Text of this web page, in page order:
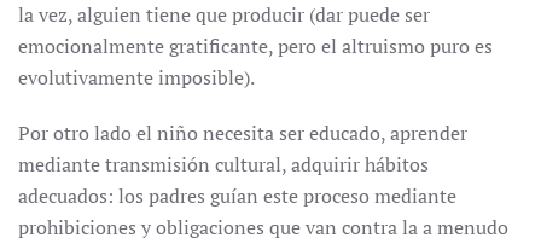
la vez, alguien tiene que producir (dar puede ser
emocionalmente gratificante, pero el altruismo puro es
evolutivamente imposible).
Por otro lado el niño necesita ser educado, aprender
mediante transmisión cultural, adquirir hábitos
adecuados: los padres guían este proceso mediante
prohibiciones y obligaciones que van contra la a menudo